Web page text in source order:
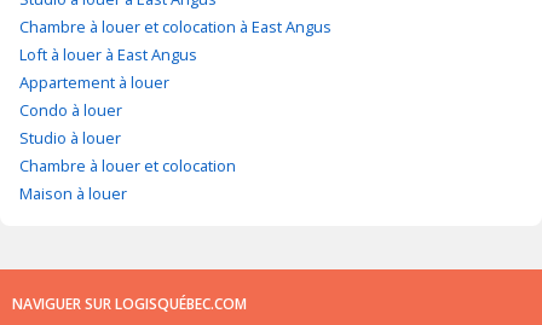
Chambre à louer et colocation à East Angus
Loft à louer à East Angus
Appartement à louer
Condo à louer
Studio à louer
Chambre à louer et colocation
Maison à louer
NAVIGUER SUR LOGISQUÉBEC.COM